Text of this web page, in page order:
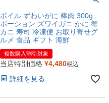
ボイル ずわいがに 棒肉 300g
ポーション ズワイガニ かに 蟹
カニ 寿司 冷凍便 お取り寄せグ
ルメ 食品 ギフト 海鮮
複数購入割引対象
当店特別価格 ¥4,480税込
詳細を見る